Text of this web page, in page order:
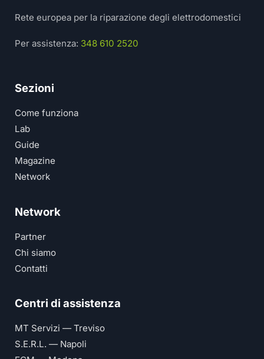
Rete europea per la riparazione degli elettrodomestici
Per assistenza: 348 610 2520
Sezioni
Come funziona
Lab
Guide
Magazine
Network
Network
Partner
Chi siamo
Contatti
Centri di assistenza
MT Servizi — Treviso
S.E.R.L. — Napoli